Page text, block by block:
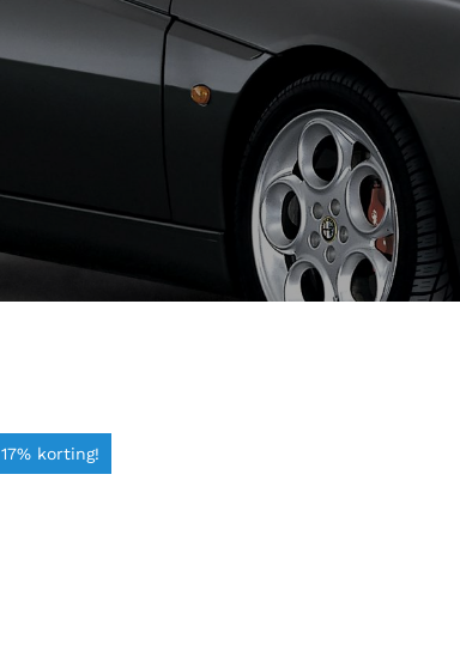
17% korting!